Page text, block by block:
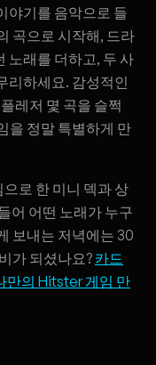
야기를 음악으로 들
곡으로 시작해, 드라
노래를 더하고, 두 사
리하세요. 감성적인
레저 몇 곡을 슬쩍
을 정말 특별하게 만
로 한 미니 덱과 상
어 어떤 노래가 누구
보내는 저녁에는 30
가 되셨나요? 카드
만의 Hitster 게임 만